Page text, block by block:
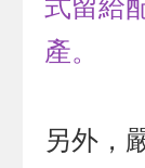
式留給
產。
另外，